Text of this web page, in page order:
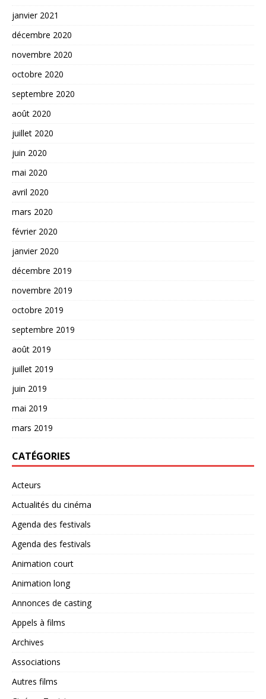
janvier 2021
décembre 2020
novembre 2020
octobre 2020
septembre 2020
août 2020
juillet 2020
juin 2020
mai 2020
avril 2020
mars 2020
février 2020
janvier 2020
décembre 2019
novembre 2019
octobre 2019
septembre 2019
août 2019
juillet 2019
juin 2019
mai 2019
mars 2019
CATÉGORIES
Acteurs
Actualités du cinéma
Agenda des festivals
Agenda des festivals
Animation court
Animation long
Annonces de casting
Appels à films
Archives
Associations
Autres films